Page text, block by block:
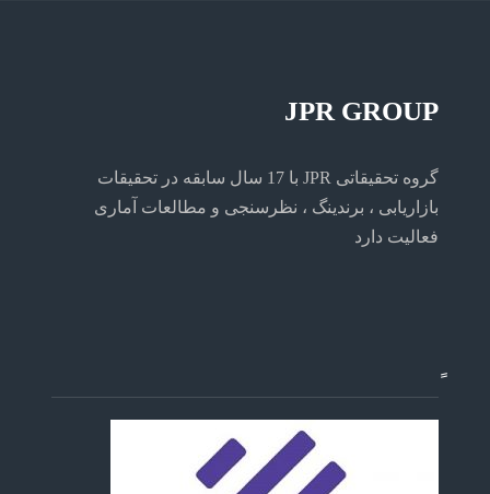
JPR GROUP
گروه تحقیقاتی JPR با 17 سال سابقه در تحقیقات
بازاریابی ، برندینگ ، نظرسنجی و مطالعات آماری
فعالیت دارد